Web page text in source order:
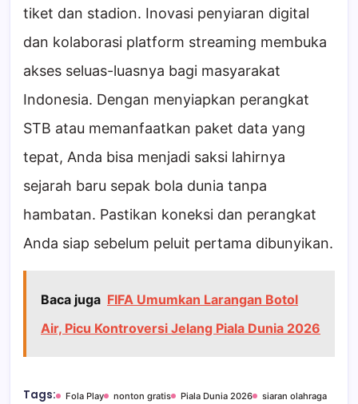
tiket dan stadion. Inovasi penyiaran digital
dan kolaborasi platform streaming membuka
akses seluas-luasnya bagi masyarakat
Indonesia. Dengan menyiapkan perangkat
STB atau memanfaatkan paket data yang
tepat, Anda bisa menjadi saksi lahirnya
sejarah baru sepak bola dunia tanpa
hambatan. Pastikan koneksi dan perangkat
Anda siap sebelum peluit pertama dibunyikan.
Baca juga FIFA Umumkan Larangan Botol
Air, Picu Kontroversi Jelang Piala Dunia 2026
Tags: Fola Play nonton gratis Piala Dunia 2026
siaran olahraga